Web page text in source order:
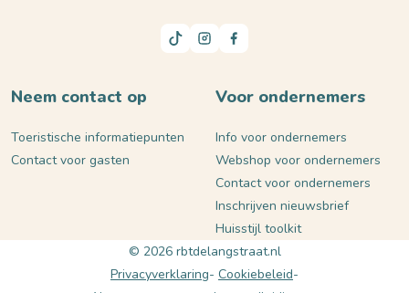
Neem contact op
Toeristische informatiepunten
Contact voor gasten
Voor ondernemers
Info voor ondernemers
Webshop voor ondernemers
Contact voor ondernemers
Inschrijven nieuwsbrief
Huisstijl toolkit
© 2026 rbtdelangstraat.nl
Privacyverklaring Cookiebeleid